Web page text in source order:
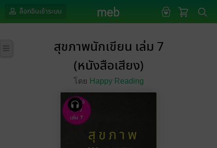
ล็อกอินเข้าระบบ
สุขภาพนักเขียน เล่ม 7
(หนังสือเสียง)
โดย Happy Reading